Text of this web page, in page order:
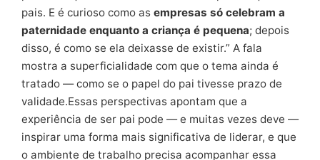
pais. E é curioso como as empresas só celebram a
paternidade enquanto a criança é pequena; depois
disso, é como se ela deixasse de existir.” A fala
mostra a superficialidade com que o tema ainda é
tratado — como se o papel do pai tivesse prazo de
validade.Essas perspectivas apontam que a
experiência de ser pai pode — e muitas vezes deve —
inspirar uma forma mais significativa de liderar, e que
o ambiente de trabalho precisa acompanhar essa